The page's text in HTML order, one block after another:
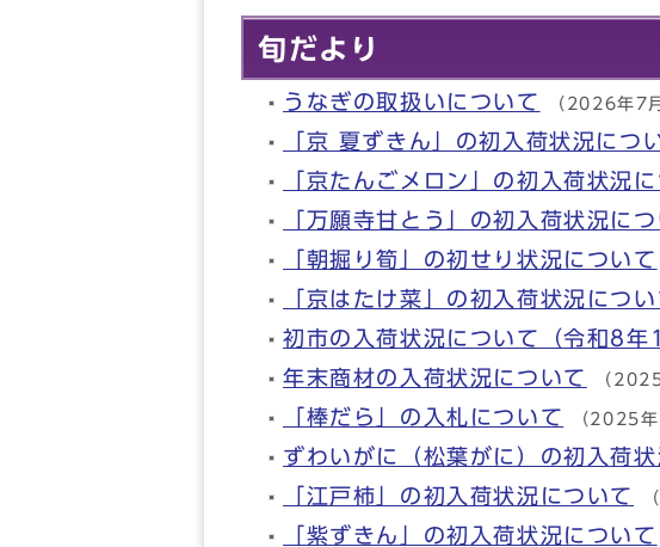
旬だより
うなぎの取扱いについて （2026年7
「京 夏ずきん」の初入荷状況につ
「京たんごメロン」の初入荷状況
「万願寺甘とう」の初入荷状況につ
「朝掘り筍」の初せり状況について
「京はたけ菜」の初入荷状況につい
初市の入荷状況について（令和8年
年末商材の入荷状況について （
「棒だら」の入札について （2025
ずわいがに（松葉がに）の初入荷状
「江戸柿」の初入荷状況について
「紫ずきん」の初入荷状況について